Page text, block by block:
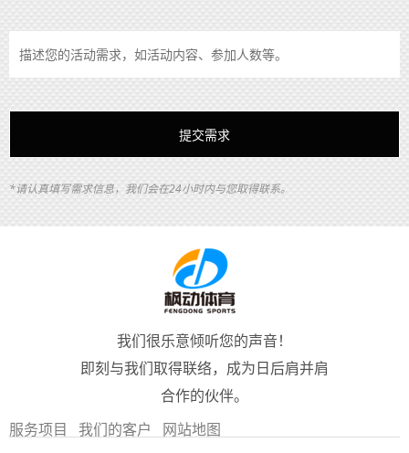
*请认真填写需求信息，我们会在24小时内与您取得联系。
我们很乐意倾听您的声音！
即刻与我们取得联络，成为日后肩并肩
合作的伙伴。
服务项目
我们的客户 网站地图